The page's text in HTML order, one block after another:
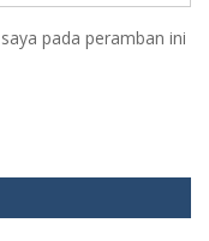
pada peramban ini